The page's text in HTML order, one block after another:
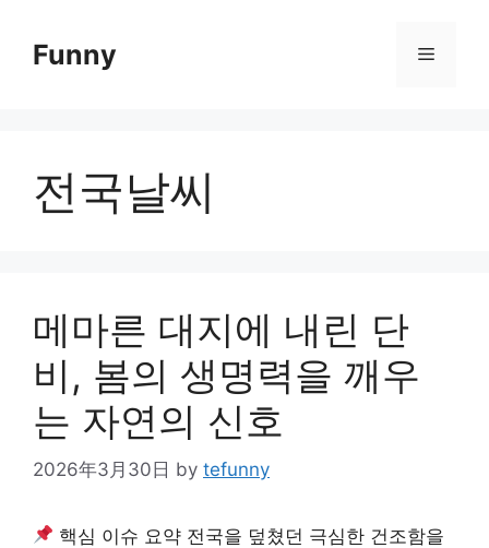
contentFunny Menu
전국날씨
메마른 대지에 내린 단
비, 봄의 생명력을 깨우
는 자연의 신호
2026年3月30日 by tefunny
핵심 이슈 요약 전국을 덮쳤던 극심한 건조함을